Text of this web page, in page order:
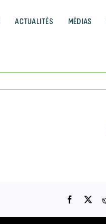
ACTUALITÉS MÉDIAS
Facebook
X